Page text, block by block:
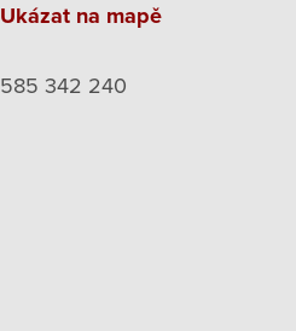
Ukázat na mapě
585 342 240